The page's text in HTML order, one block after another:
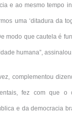
e ao mesmo tempo
uma ‘ditadura da
modo que cautela é
humana”,
complementou
fez com que
e da democracia